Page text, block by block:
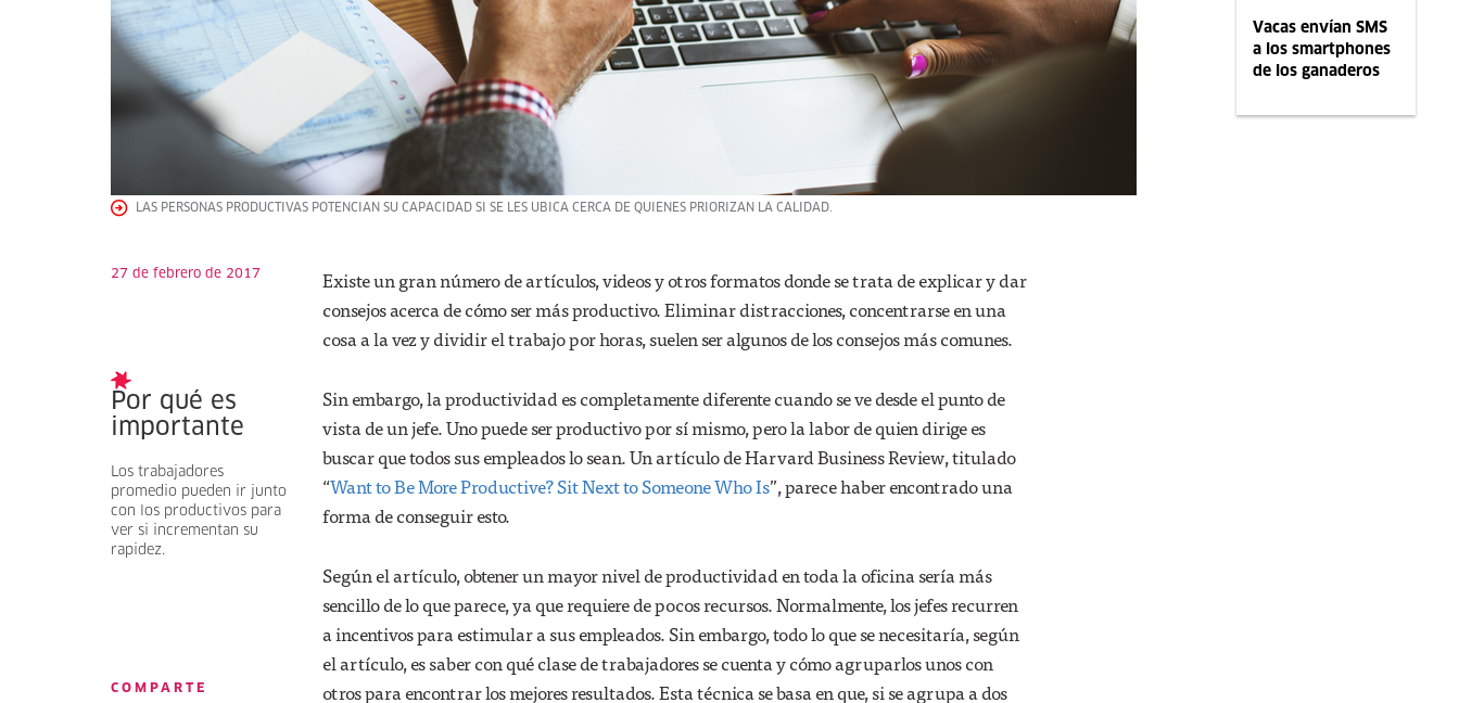
Vacas envían SMS
a los smartphones
de los ganaderos
LAS PERSONAS PRODUCTIVAS POTENCIAN SU CAPACIDAD SI SE LES UBICA CERCA DE QUIENES PRIORIZAN LA CALIDAD.
27 de febrero de 2017
Por qué es
importante
Los trabajadores
promedio pueden ir junto
con los productivos para
ver si incrementan su
rapidez.
COMPARTE
Existe un gran número de artículos, videos y otros formatos donde se trata de explicar y dar
consejos acerca de cómo ser más productivo. Eliminar distracciones, concentrarse en una
cosa a la vez y dividir el trabajo por horas, suelen ser algunos de los consejos más comunes.
Sin embargo, la productividad es completamente diferente cuando se ve desde el punto de
vista de un jefe. Uno puede ser productivo por sí mismo, pero la labor de quien dirige es
buscar que todos sus empleados lo sean. Un artículo de Harvard Business Review, titulado
“Want to Be More Productive? Sit Next to Someone Who Is”, parece haber encontrado una
forma de conseguir esto.
Según el artículo, obtener un mayor nivel de productividad en toda la oficina sería más
sencillo de lo que parece, ya que requiere de pocos recursos. Normalmente, los jefes recurren
a incentivos para estimular a sus empleados. Sin embargo, todo lo que se necesitaría, según
el artículo, es saber con qué clase de trabajadores se cuenta y cómo agruparlos unos con
otros para encontrar los mejores resultados. Esta técnica se basa en que, si se agrupa a dos